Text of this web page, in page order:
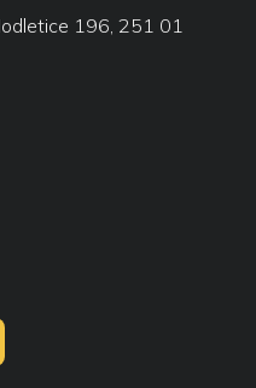
196, 251 01